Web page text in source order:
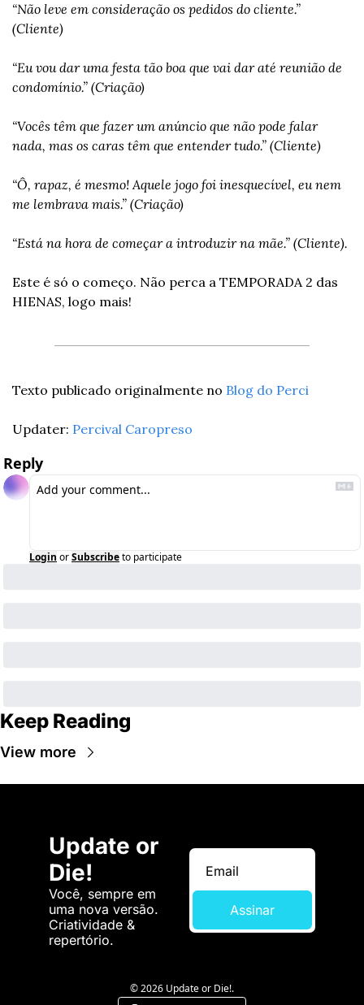
“Não leve em consideração os pedidos do cliente.”
(Cliente)
“Eu vou dar uma festa tão boa que vai dar até reunião de
condomínio.” (Criação)
“Vocês têm que fazer um anúncio que não pode falar
nada, mas os caras têm que entender tudo.” (Cliente)
“Ô, rapaz, é mesmo! Aquele jogo foi inesquecível, eu nem
me lembrava mais.” (Criação)
“Está na hora de começar a introduzir na mãe.” (Cliente).
Este é só o começo. Não perca a TEMPORADA 2 das
HIENAS, logo mais!
Texto publicado originalmente no Blog do Perci
Updater: Percival Caropreso
Reply
Login orSubscribeto participate
Keep Reading
View more
Update or
Die!
Você, sempre em
uma nova versão.
Criatividade &
repertório.
Assinar
© 2026 Update or Die!.